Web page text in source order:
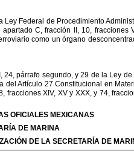
Ley Federal de Procedimiento
apartado C, fracción II, 10, fracciones
como un órgano
24, párrafo segundo, y 29 de la Ley de
del Artículo 27 Constitucional en
fracciones XIV, XV y XXX, y 74,
OFICIALES MEXICANAS
DE MARINA
DE LA SECRETARÍA DE